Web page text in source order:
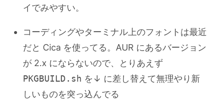
イでみやすい。
コーディングやターミナル上のフォントは最近
だと Cica を使ってる。AUR にあるバージョン
が 2.x にならないので、とりあえず
PKGBUILD.sh を↓ に差し替えて無理やり新
しいものを突っ込んでる